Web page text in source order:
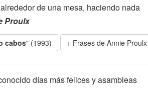
de una mesa, haciendo nada
Proulx
cabos" (1993) Frases de Annie Proulx
días más felices y asambleas